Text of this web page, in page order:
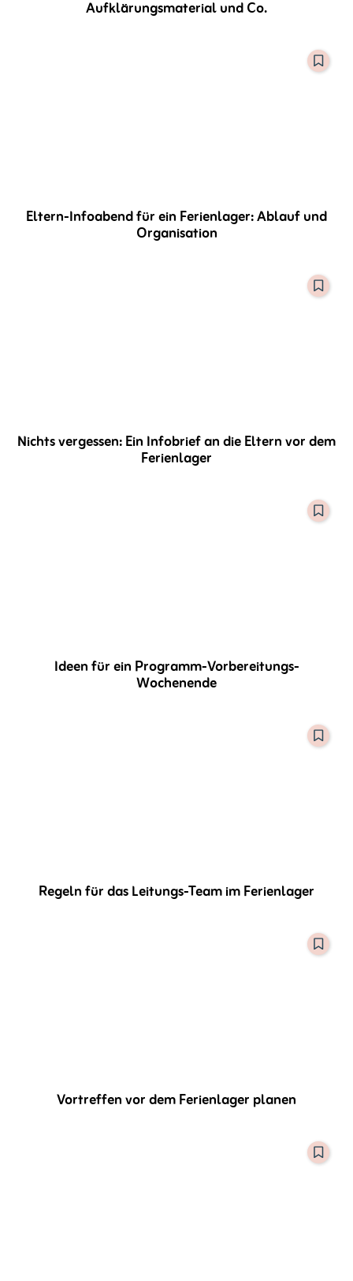
Aufklärungsmaterial und Co.
Eltern-Infoabend für ein Ferienlager: Ablauf und
Organisation
Nichts vergessen: Ein Infobrief an die Eltern vor dem
Ferienlager
Ideen für ein Programm-Vorbereitungs-
Wochenende
Regeln für das Leitungs-Team im Ferienlager
Vortreffen vor dem Ferienlager planen